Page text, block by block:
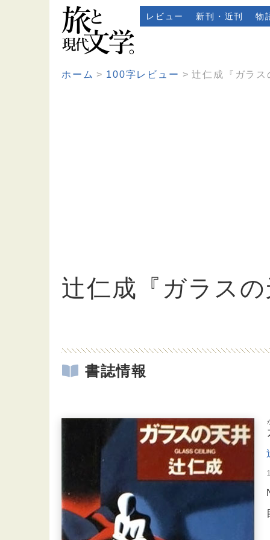
レビュー 新刊・近刊 物
ホーム 100字レビュー 辻仁成『ガラス
辻仁成『ガラス
書誌情報